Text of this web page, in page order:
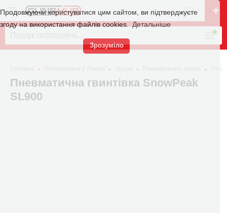
Продовжуючи користуватися цим сайтом, ви підтверджуєте
згоду на використання файлів cookies.
Детальніше
Зрозуміло
Пневматична гвинтівка SnowPeak
SL900